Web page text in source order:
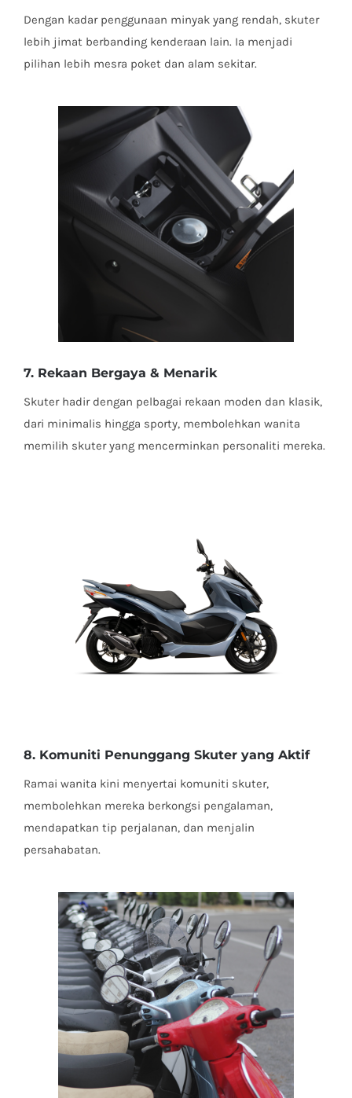
Dengan kadar penggunaan minyak yang rendah, skuter
lebih jimat berbanding kenderaan lain. Ia menjadi
pilihan lebih mesra poket dan alam sekitar.
7. Rekaan Bergaya & Menarik
Skuter hadir dengan pelbagai rekaan moden dan klasik,
dari minimalis hingga sporty, membolehkan wanita
memilih skuter yang mencerminkan personaliti mereka.
8. Komuniti Penunggang Skuter yang Aktif
Ramai wanita kini menyertai komuniti skuter,
membolehkan mereka berkongsi pengalaman,
mendapatkan tip perjalanan, dan menjalin
persahabatan.